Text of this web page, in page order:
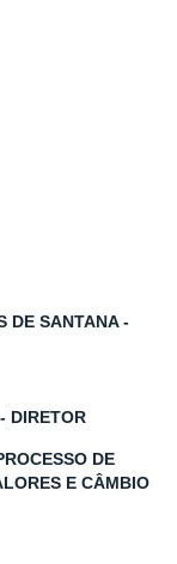
DE SANTANA -
DIRETOR
DE
E CÂMBIO